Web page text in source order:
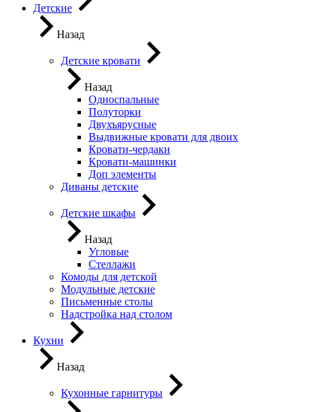
Детские
Назад
Детские кровати
Назад
Односпальные
Полуторки
Двухъярусные
Выдвижные кровати для двоих
Кровати-чердаки
Кровати-машинки
Доп элементы
Диваны детские
Детские шкафы
Назад
Угловые
Стеллажи
Комоды для детской
Модульные детские
Письменные столы
Надстройка над столом
Кухни
Назад
Кухонные гарнитуры